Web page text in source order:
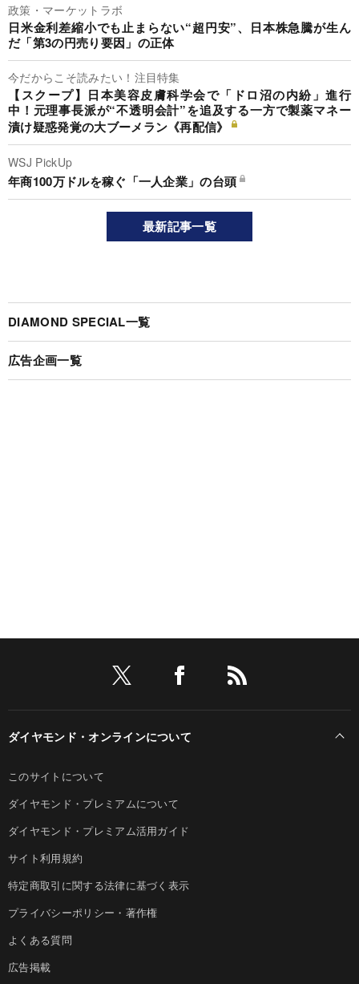
政策・マーケットラボ
日米金利差縮小でも止まらない“超円安”、日本株急騰が生ん
だ「第3の円売り要因」の正体
今だからこそ読みたい！注目特集
【スクープ】日本美容皮膚科学会で「ドロ沼の内紛」進行
中！元理事長派が“不透明会計”を追及する一方で製薬マネー
漬け疑惑発覚の大ブーメラン《再配信》
WSJ PickUp
年商100万ドルを稼ぐ「一人企業」の台頭
最新記事一覧
DIAMOND SPECIAL一覧
広告企画一覧
ダイヤモンド・オンラインについて
このサイトについて
ダイヤモンド・プレミアムについて
ダイヤモンド・プレミアム活用ガイド
サイト利用規約
特定商取引に関する法律に基づく表示
プライバシーポリシー・著作権
よくある質問
広告掲載